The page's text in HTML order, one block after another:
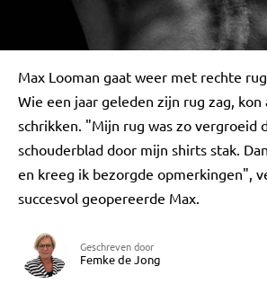
Max Looman gaat weer met rechte
Wie een jaar geleden zijn rug zag, kon
schrikken. "Mijn rug was zo vergroeid
schouderblad door mijn shirts stak.
en kreeg ik bezorgde opmerkingen",
succesvol geopereerde Max.
Geschreven door
Femke de Jong